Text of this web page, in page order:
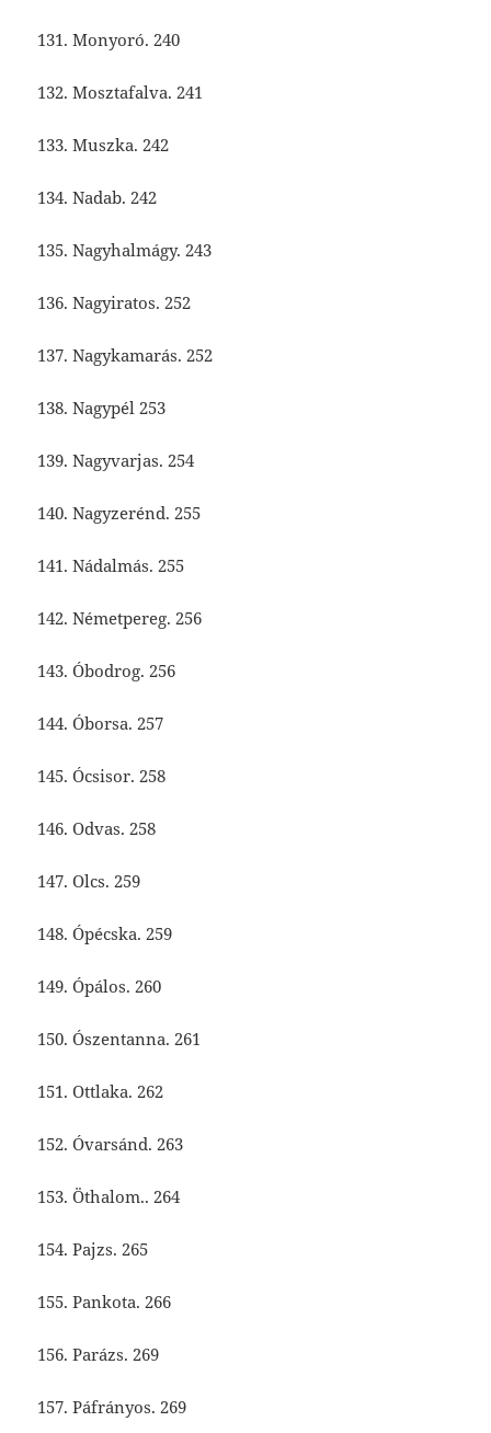
131. Monyoró. 240
132. Mosztafalva. 241
133. Muszka. 242
134. Nadab. 242
135. Nagyhalmágy. 243
136. Nagyiratos. 252
137. Nagykamarás. 252
138. Nagypél 253
139. Nagyvarjas. 254
140. Nagyzerénd. 255
141. Nádalmás. 255
142. Németpereg. 256
143. Óbodrog. 256
144. Óborsa. 257
145. Ócsisor. 258
146. Odvas. 258
147. Olcs. 259
148. Ópécska. 259
149. Ópálos. 260
150. Ószentanna. 261
151. Ottlaka. 262
152. Óvarsánd. 263
153. Öthalom.. 264
154. Pajzs. 265
155. Pankota. 266
156. Parázs. 269
157. Páfrányos. 269